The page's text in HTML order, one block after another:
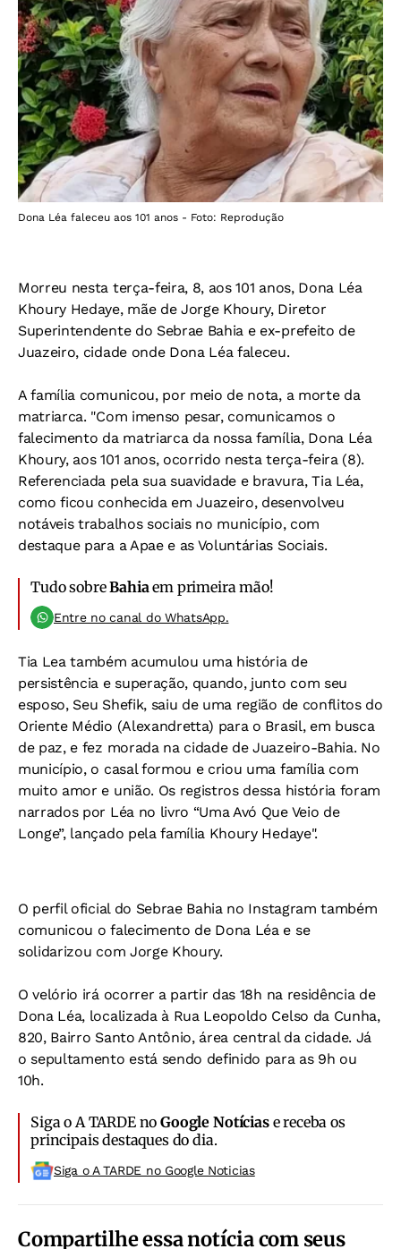
Dona Léa faleceu aos 101 anos - Foto: Reprodução
Morreu nesta terça-feira, 8, aos 101 anos, Dona Léa
Khoury Hedaye, mãe de Jorge Khoury, Diretor
Superintendente do Sebrae Bahia e ex-prefeito de
Juazeiro, cidade onde Dona Léa faleceu.
A família comunicou, por meio de nota, a morte da
matriarca. "Com imenso pesar, comunicamos o
falecimento da matriarca da nossa família, Dona Léa
Khoury, aos 101 anos, ocorrido nesta terça-feira (8).
Referenciada pela sua suavidade e bravura, Tia Léa,
como ficou conhecida em Juazeiro, desenvolveu
notáveis trabalhos sociais no município, com
destaque para a Apae e as Voluntárias Sociais.
Tudo sobreBahiaem primeira mão!
Entre no canal do WhatsApp.
Tia Lea também acumulou uma história de
persistência e superação, quando, junto com seu
esposo, Seu Shefik, saiu de uma região de conflitos do
Oriente Médio (Alexandretta) para o Brasil, em busca
de paz, e fez morada na cidade de Juazeiro-Bahia. No
município, o casal formou e criou uma família com
muito amor e união. Os registros dessa história foram
narrados por Léa no livro “Uma Avó Que Veio de
Longe”, lançado pela família Khoury Hedaye".
O perfil oficial do Sebrae Bahia no Instagram também
comunicou o falecimento de Dona Léa e se
solidarizou com Jorge Khoury.
O velório irá ocorrer a partir das 18h na residência de
Dona Léa, localizada à Rua Leopoldo Celso da Cunha,
820, Bairro Santo Antônio, área central da cidade. Já
o sepultamento está sendo definido para as 9h ou
10h.
Siga o A TARDE noGoogle Notíciase receba os
principais destaques do dia.
Siga o A TARDE no Google Noticias
Compartilhe essa notícia com seus